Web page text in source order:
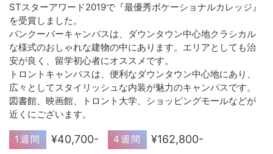
STスターアワード2019で『最優秀ボケーショナルカレッジ』
を受賞しました。
バンクーバーキャンパスは、ダウンタウン中心地クラシカル
な様式のおしゃれな建物の中にあります。エリアとしても治
安が良く、留学初心者にオススメです。
トロントキャンパスは、便利なダウンタウン中心地にあり、
広々としてスタイリッシュな内装が魅力のキャンパスです。
図書館、映画館、トロント大学、ショッピングモールなどが
近くにございます。
1週間 ¥40,700- 4週間 ¥162,800-